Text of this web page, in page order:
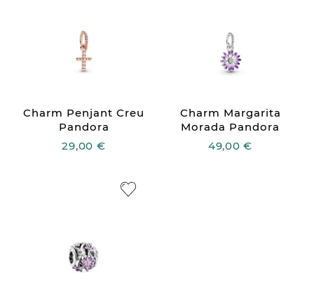
Charm Penjant Creu
Pandora
29,00 €
Charm Margarita
Morada Pandora
49,00 €